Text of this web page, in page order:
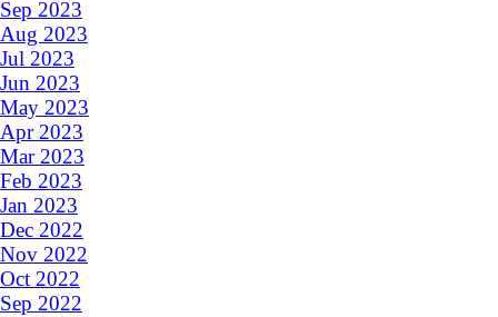
Sep 2023
Aug 2023
Jul 2023
Jun 2023
May 2023
Apr 2023
Mar 2023
Feb 2023
Jan 2023
Dec 2022
Nov 2022
Oct 2022
Sep 2022